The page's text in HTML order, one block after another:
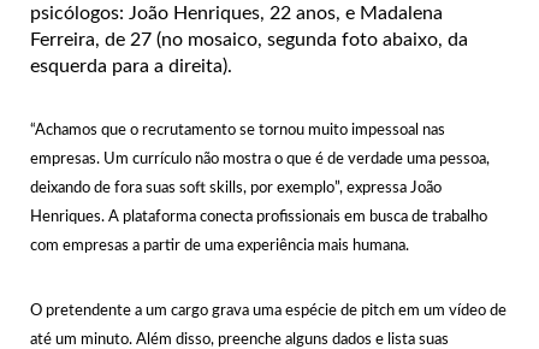
psicólogos: João Henriques, 22 anos, e Madalena
Ferreira, de 27 (no mosaico, segunda foto abaixo, da
esquerda para a direita).
“Achamos que o recrutamento se tornou muito impessoal nas
empresas. Um currículo não mostra o que é de verdade uma pessoa,
deixando de fora suas soft skills, por exemplo”, expressa João
Henriques. A plataforma conecta profissionais em busca de trabalho
com empresas a partir de uma experiência mais humana.
O pretendente a um cargo grava uma espécie de pitch em um vídeo de
até um minuto. Além disso, preenche alguns dados e lista suas